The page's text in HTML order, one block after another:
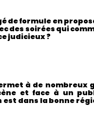
de formule en
des soirées qui
judicieux ?
à de nombreux
et face à un
est dans la bonne